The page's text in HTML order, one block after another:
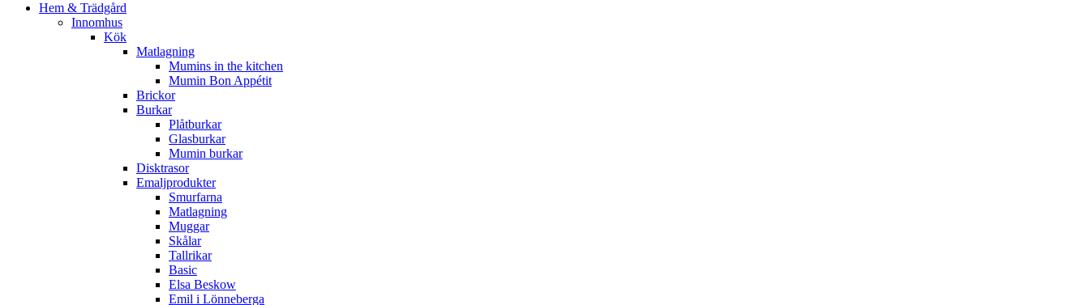
Hem & Trädgård
Innomhus
Kök
Matlagning
Mumins in the kitchen
Mumin Bon Appétit
Brickor
Burkar
Plåtburkar
Glasburkar
Mumin burkar
Disktrasor
Emaljprodukter
Smurfarna
Matlagning
Muggar
Skålar
Tallrikar
Basic
Elsa Beskow
Emil i Lönneberga